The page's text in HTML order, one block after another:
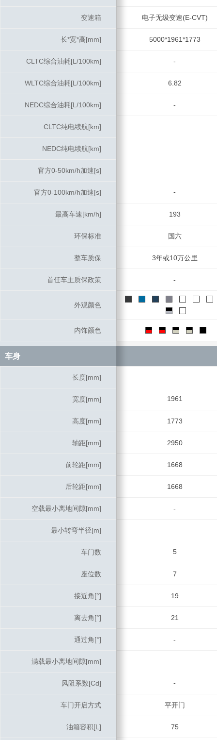
变速箱 电子无级变速(E-CVT)
长*宽*高[mm] 5000*1961*1773
CLTC综合油耗[L/100km] -
WLTC综合油耗[L/100km] 6.82
NEDC综合油耗[L/100km] -
CLTC纯电续航[km]
NEDC纯电续航[km]
官方0-50km/h加速[s]
官方0-100km/h加速[s] -
最高车速[km/h] 193
环保标准 国六
整车质保 3年或10万公里
首任车主质保政策 -
外观颜色
内饰颜色
车身
长度[mm]
宽度[mm] 1961
高度[mm] 1773
轴距[mm] 2950
前轮距[mm] 1668
后轮距[mm] 1668
空载最小离地间隙[mm] -
最小转弯半径[m]
车门数 5
座位数 7
接近角[°] 19
离去角[°] 21
通过角[°] -
满载最小离地间隙[mm]
风阻系数[Cd] -
车门开启方式 平开门
油箱容积[L] 75
变速箱
长*宽*高[mm]
CLTC综合油耗[L/100km]
WLTC综合油耗[L/100km]
NEDC综合油耗[L/100km]
CLTC纯电续航[km]
NEDC纯电续航[km]
官方0-50km/h加速[s]
官方0-100km/h加速[s]
最高车速[km/h]
环保标准
整车质保
首任车主质保政策
外观颜色
内饰颜色
车身
长度[mm]
宽度[mm]
高度[mm]
轴距[mm]
前轮距[mm]
后轮距[mm]
空载最小离地间隙[mm]
最小转弯半径[m]
车门数
座位数
接近角[°]
离去角[°]
通过角[°]
满载最小离地间隙[mm]
风阻系数[Cd]
车门开启方式
油箱容积[L]